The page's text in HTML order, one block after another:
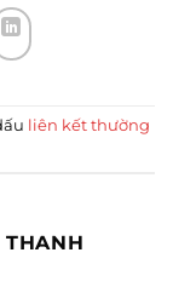
liên kết thường